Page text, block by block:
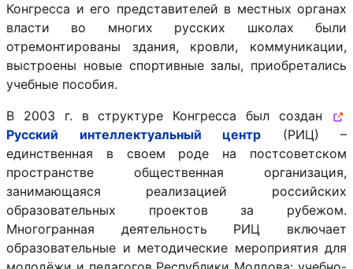
Конгресса и его представителей в местных органах
власти во многих русских школах были
отремонтированы здания, кровли, коммуникации,
выстроены новые спортивные залы, приобретались
учебные пособия.
В 2003 г. в структуре Конгресса был создан
Русский интеллектуальный центр (РИЦ) –
единственная в своем роде на постсоветском
пространстве общественная организация,
занимающаяся реализацией российских
образовательных проектов за рубежом.
Многогранная деятельность РИЦ включает
образовательные и методические мероприятия для